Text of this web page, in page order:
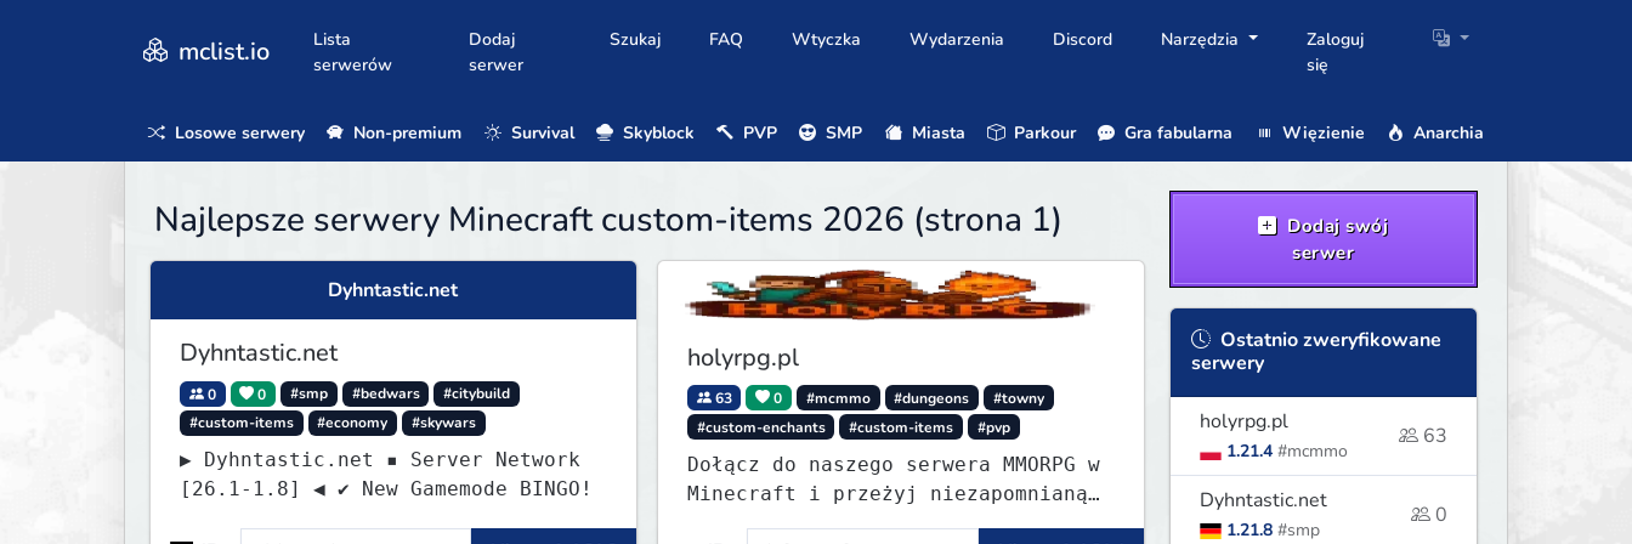
mclist.io
Lista
serwerów
Dodaj
serwer
Szukaj FAQ Wtyczka Wydarzenia Discord Narzędzia
Zaloguj
się
Losowe serwery Non-premium Survival Skyblock PVP SMP Miasta Parkour Gra fabularna Więzienie Anarchia
Najlepsze serwery Minecraft custom-items 2026 (strona 1)
Dyhntastic.net
Dyhntastic.net
0 0 #smp #bedwars
#citybuild
#custom-items
#economy #skywars
▶ Dyhntastic.net ▪ Server Network
[26.1-1.8] ◀ ✔ New Gamemode BINGO!
holyrpg.pl
63 0 #mcmmo #dungeons
#towny
#custom-enchants
#custom-items #pvp
Dołącz do naszego serwera MMORPG w
Minecraft i przeżyj niezapomnianą
Dodaj swój
serwer
Ostatnio zweryfikowane
serwery
holyrpg.pl
1.21.4 #mcmmo
63
Dyhntastic.net
1.21.8 #smp
0